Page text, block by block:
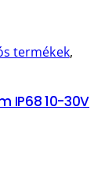
termékek,
IP68 10-30V